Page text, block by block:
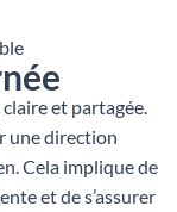
et partagée.
une direction
Cela implique de
et de s’assurer